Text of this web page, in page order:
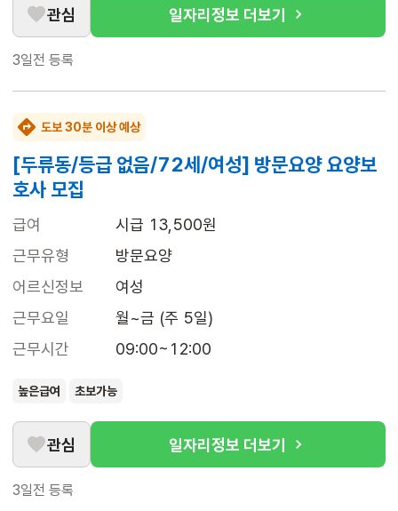
관심 일자리정보 더보기
3일전 등록
도보 30분 이상 예상
[두류동/등급 없음/72세/여성] 방문요양 요양보
호사 모집
급여
시급 13,500원
근무유형
방문요양
어르신정보
여성
근무요일
월~금 (주 5일)
근무시간
09:00~12:00
높은급여 초보가능
관심 일자리정보 더보기
3일전 등록